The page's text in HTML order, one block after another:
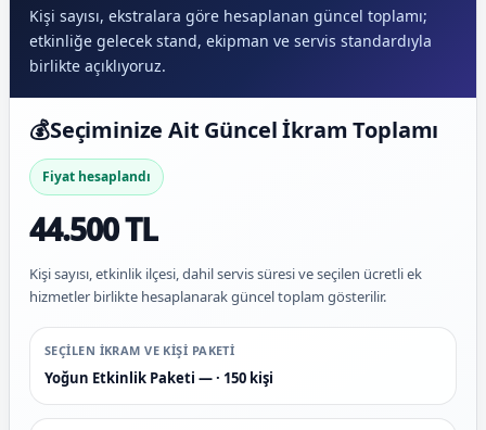
Kişi sayısı, ekstralara göre hesaplanan güncel toplamı;
etkinliğe gelecek stand, ekipman ve servis standardıyla
birlikte açıklıyoruz.
💰Seçiminize Ait Güncel İkram Toplamı
Fiyat hesaplandı
44.500 TL
Kişi sayısı, etkinlik ilçesi, dahil servis süresi ve seçilen ücretli ek
hizmetler birlikte hesaplanarak güncel toplam gösterilir.
SEÇILEN IKRAM VE KIŞI PAKETI
Yoğun Etkinlik Paketi — · 150 kişi